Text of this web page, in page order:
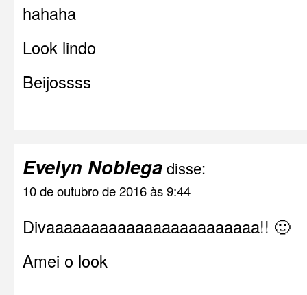
hahaha
Look lindo
Beijossss
Evelyn Noblegadisse:
10 de outubro de 2016 às 9:44
Divaaaaaaaaaaaaaaaaaaaaaaaa!! 🙂
Amei o look